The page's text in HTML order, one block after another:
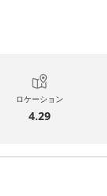
ロケーション
4.29